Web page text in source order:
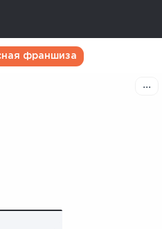
франшиза